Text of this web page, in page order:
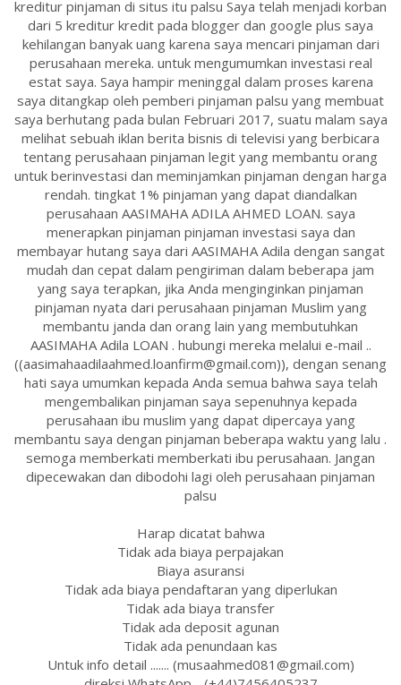
kreditur pinjaman di situs itu palsu Saya telah menjadi korban
dari 5 kreditur kredit pada blogger dan google plus saya
kehilangan banyak uang karena saya mencari pinjaman dari
perusahaan mereka. untuk mengumumkan investasi real
estat saya. Saya hampir meninggal dalam proses karena
saya ditangkap oleh pemberi pinjaman palsu yang membuat
saya berhutang pada bulan Februari 2017, suatu malam saya
melihat sebuah iklan berita bisnis di televisi yang berbicara
tentang perusahaan pinjaman legit yang membantu orang
untuk berinvestasi dan meminjamkan pinjaman dengan harga
rendah. tingkat 1% pinjaman yang dapat diandalkan
perusahaan AASIMAHA ADILA AHMED LOAN. saya
menerapkan pinjaman pinjaman investasi saya dan
membayar hutang saya dari AASIMAHA Adila dengan sangat
mudah dan cepat dalam pengiriman dalam beberapa jam
yang saya terapkan, jika Anda menginginkan pinjaman
pinjaman nyata dari perusahaan pinjaman Muslim yang
membantu janda dan orang lain yang membutuhkan
AASIMAHA Adila LOAN . hubungi mereka melalui e-mail ..
((aasimahaadilaahmed.loanfirm@gmail.com)), dengan senang
hati saya umumkan kepada Anda semua bahwa saya telah
mengembalikan pinjaman saya sepenuhnya kepada
perusahaan ibu muslim yang dapat dipercaya yang
membantu saya dengan pinjaman beberapa waktu yang lalu .
semoga memberkati memberkati ibu perusahaan. Jangan
dipecewakan dan dibodohi lagi oleh perusahaan pinjaman
palsu
Harap dicatat bahwa
Tidak ada biaya perpajakan
Biaya asuransi
Tidak ada biaya pendaftaran yang diperlukan
Tidak ada biaya transfer
Tidak ada deposit agunan
Tidak ada penundaan kas
Untuk info detail ....... (musaahmed081@gmail.com)